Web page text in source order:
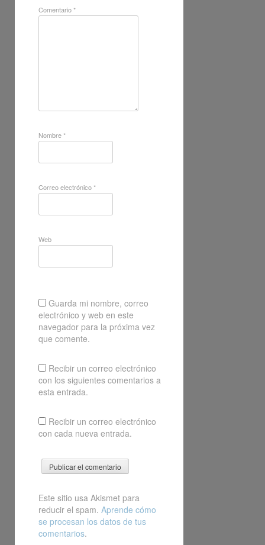
Comentario*
Nombre*
Correo electrónico*
Web
Guarda mi nombre, correo
electrónico y web en este
navegador para la próxima vez
que comente.
Recibir un correo electrónico
con los siguientes comentarios a
esta entrada.
Recibir un correo electrónico
con cada nueva entrada.
Este sitio usa Akismet para
reducir el spam. Aprende cómo
se procesan los datos de tus
comentarios.